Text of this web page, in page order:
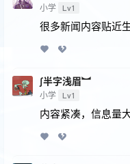
小学 Lv1
很多新闻内容贴近
∫半字浅眉︼
小学 Lv1
内容紧凑，信息量